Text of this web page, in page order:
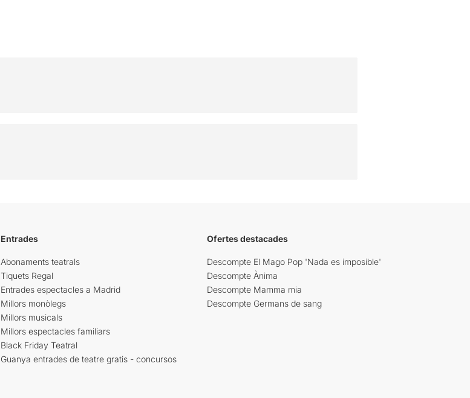
Entrades
Abonaments teatrals
Tiquets Regal
Entrades espectacles a Madrid
Millors monòlegs
Millors musicals
Millors espectacles familiars
Black Friday Teatral
Guanya entrades de teatre gratis - concursos
Ofertes destacades
Descompte El Mago Pop 'Nada es imposible'
Descompte Ànima
Descompte Mamma mia
Descompte Germans de sang